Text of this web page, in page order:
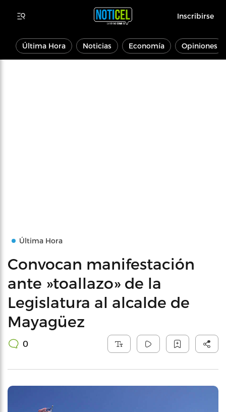
Inscribirse
Última Hora Noticias Economía Opiniones
Última Hora
Convocan manifestación
ante »toallazo» de la
Legislatura al alcalde de
Mayagüez
0